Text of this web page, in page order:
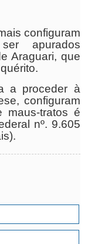
configuram
apurados
Araguari, que
a proceder à
configuram
maus-tratos é
nº. 9.605